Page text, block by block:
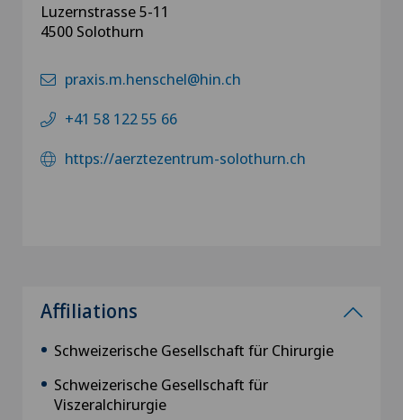
Luzernstrasse 5-11
4500 Solothurn
praxis.m.henschel@hin.ch
+41 58 122 55 66
https://aerztezentrum-solothurn.ch
Affiliations
Schweizerische Gesellschaft für Chirurgie
Schweizerische Gesellschaft für
Viszeralchirurgie